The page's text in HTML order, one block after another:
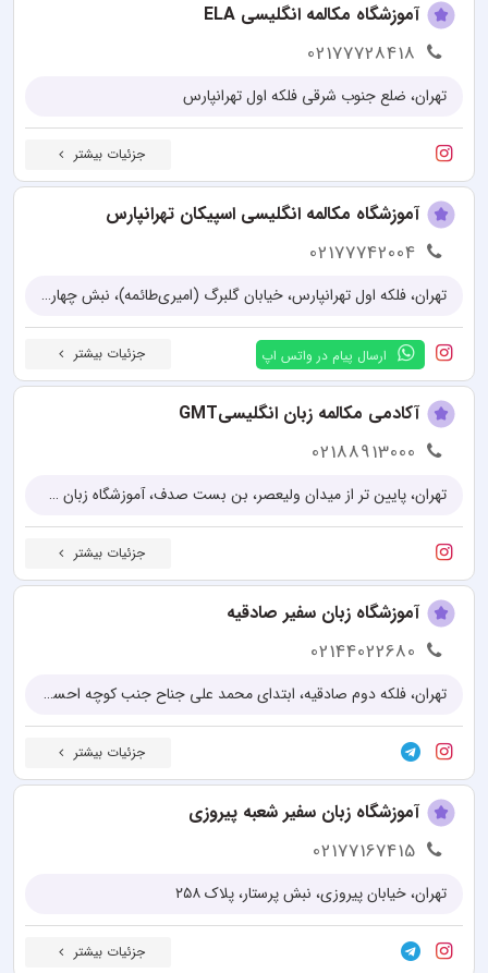
آموزشگاه مکالمه انگلیسی ELA
02177728418
تهران، ضلع جنوب شرقی فلکه اول تهرانپارس
جزئیات بیشتر
آموزشگاه مکالمه انگلیسی اسپیکان تهرانپارس
02177742004
تهران، فلکه اول تهرانپارس، خیابان گلبرگ (امیری‌طائمه)، نبش چهارراه کیخسروی، پلاک38
ارسال پیام در واتس اپ جزئیات بیشتر
آکادمی مکالمه زبان انگلیسیGMT
02188913000
تهران، پایین تر از میدان ولیعصر، بن بست صدف، آموزشگاه زبان GMT، پلاک ۱۲
جزئیات بیشتر
آموزشگاه زبان سفیر صادقیه
02144022680
تهران، فلکه دوم صادقيه، ابتدای محمد علی جناح جنب کوچه احسانگر پلاک ۱
جزئیات بیشتر
آموزشگاه زبان سفیر شعبه پیروزی
02177167415
تهران، خیابان پیروزی، نبش پرستار، پلاک ۲۵۸
جزئیات بیشتر